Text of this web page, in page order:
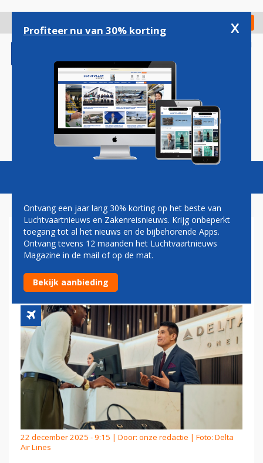
gaan
Check in
Magazine Podcasts Vacatures
DELTA: BUSINESS CLASS
INCHECKBALIES NU OP ALLE
GROTE HUBS IN DE VS
22 december 2025 - 9:15 | Door: onze redactie | Foto: Delta
Air Lines
Profiteer nu van 30% korting x
Ontvang een jaar lang 30% korting op het beste van
Luchtvaartnieuws en Zakenreisnieuws. Krijg onbeperkt
toegang tot al het nieuws en de bijbehorende Apps.
Ontvang tevens 12 maanden het Luchtvaartnieuws
Magazine in de mail of op de mat.
Bekijk aanbieding